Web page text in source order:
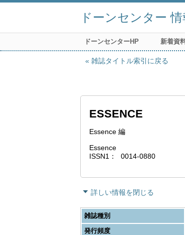
ドーンセンター
ドーンセンターHP 新着資
雑誌タイトル索引に戻る
ESSENCE
Essence 編
Essence
ISSN1
0014-0880
詳しい情報を閉じる
雑誌種別
発行頻度